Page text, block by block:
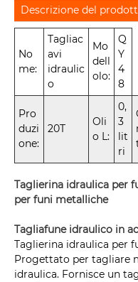
Descrizione del
No
me:
Tagliac
avi
idraulic
o
Mo
dell
olo:
Q
Y
4
8
Pro
duzi
one:
20T
Oli
o L:
0,
3
lit
ri
Taglierina idraulica per
per funi metalliche
Tagliafune idraulico in
Taglierina idraulica per
Progettato per tagliare
idraulica. Fornisce un